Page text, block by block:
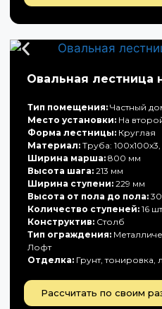
Овальная лестница
Тип помещения: Частный
Место установки: На
Форма лестницы: Круглая
Материал: Труба:
Ширина марша: 800 мм
Высота шага: 213 мм
Ширина ступени: 229 мм
Высота от пола до пола:
Количество ступеней: 16 шт
Конструктив: Столб
Тип ограждения:
Лофт
Отделка: Грунт, тонировка,
Рассчитать по своим